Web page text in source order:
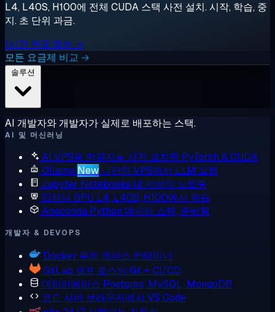
L4, L40S, H100에 전체 CUDA 스택 사전 설치. 시작, 학습, 중
지. 초 단위 과금.
1시간 무료 체험 →
모든 요금제 비교 →
AI 개발자와 개발자가 실제로 배포하는 스택.
AI 및 머신러닝
AI VPS용 인공지능 사전 설치된 PyTorch & CUDA
Ollama New 나만의 VPS에서 LLM 실행
Jupyter Notebooks 내 서버의 노트북
딥러닝 GPU L4, L40S, H100에서 학습
Anaconda Python 데이터 스택, 준비됨
개발자 & DEVOPS
Docker 루트 액세스 컨테이너
GitLab 셀프 호스팅 Git + CI/CD
데이터베이스 Postgres, MySQL, MongoDB
코드 서버 브라우저에서 VS Code